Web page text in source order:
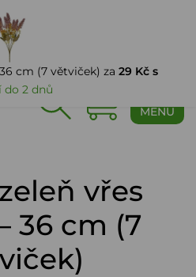
MENU
vřes
36 cm (7
cm (7 větviček) za 29 Kč s
do 2 dnů